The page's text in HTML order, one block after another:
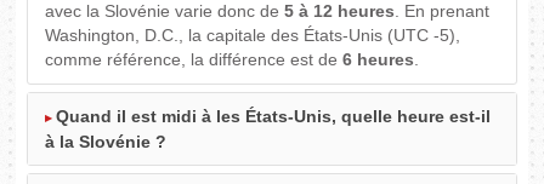
avec la Slovénie varie donc de5 à 12 heures. En prenant
Washington, D.C., la capitale des États-Unis (UTC -5),
comme référence, la différence est de6 heures.
Quand il est midi à les États-Unis, quelle heure est-il
à la Slovénie ?